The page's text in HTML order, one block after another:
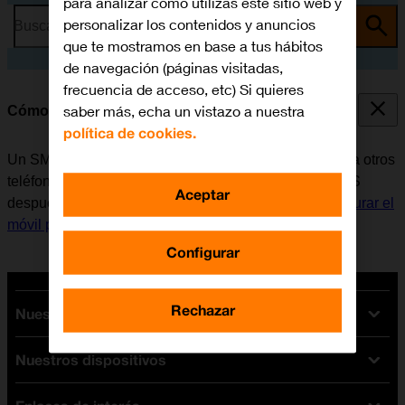
Busca por problema o tema
Cómo escribir y enviar un SMS
Un SMS es un mensaje de texto que se puede enviar a otros
teléfonos móviles. Si no se puede enviar ni recibir SMS
después de insertar la tarjeta SIM, es necesario
configurar el
móvil para SMS
Nuestras tarifas
Tarifas Orange
Tarifas fibra y móvil
Nuestros dispositivos
personalizar los contenidos y anuncios
que te mostramos en base a tus hábitos
de navegación (páginas visitadas,
frecuencia de acceso, etc) Si quieres
saber más, echa un vistazo a nuestra
política de cookies.
Configurar
Rechazar
Aceptar